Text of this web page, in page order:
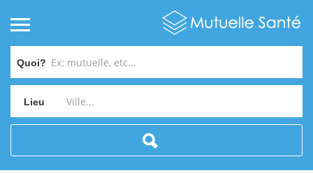
Quoi?
Lieu